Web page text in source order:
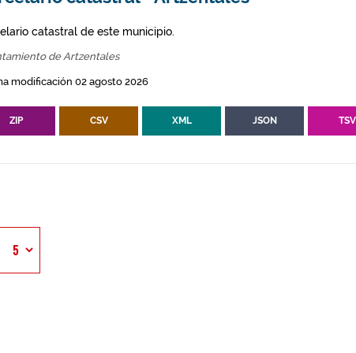
catastral de este municipio.
de Artzentales
modificación 02 agosto 2026
ZIP CSV XML JSON TSV